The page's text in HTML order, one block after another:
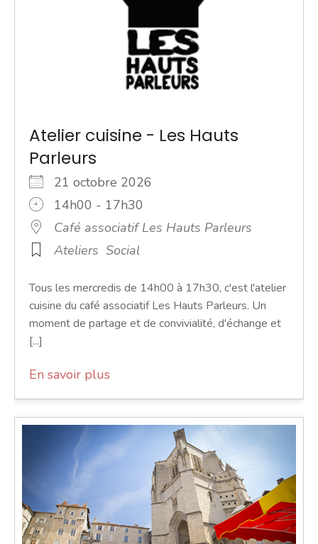
Atelier cuisine - Les Hauts
Parleurs
21 octobre 2026
14h00 - 17h30
Café associatif Les Hauts Parleurs
Ateliers Social
Tous les mercredis de 14h00 à 17h30, c'est l'atelier
cuisine du café associatif Les Hauts Parleurs. Un
moment de partage et de convivialité, d'échange et
[...]
En savoir plus